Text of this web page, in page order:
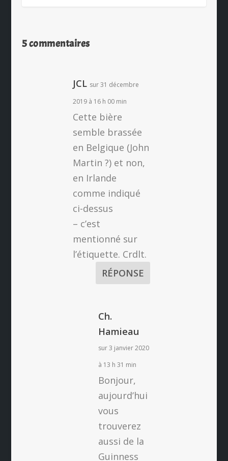
5 commentaires
JCL sur 31 décembre
2019 à 16 h 00 min
Cette bière
semble brassée
en Belgique (John
Martin ?) et non,
en Irlande
comme indiqué
ci-dessus
– c’est
mentionné sur
l’étiquette. Crdlt.
RÉPONSE
Ch.
Hamieau
sur 3 janvier 2020
à 13 h 31 min
Bonjour,
aujourd’hui
vous
trouverez
aussi de la
Guinness